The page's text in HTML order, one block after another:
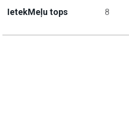
IetekMeļu tops 8